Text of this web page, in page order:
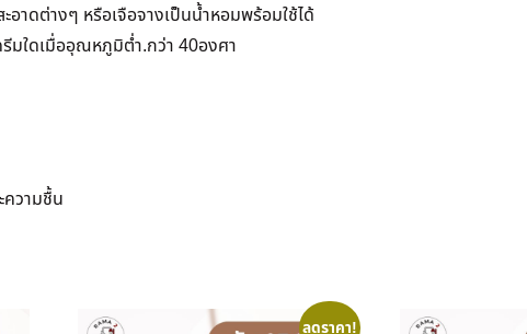
าดต่างๆ หรือเจือจางเป็นน้ำหอมพร้อมใช้ได้
มใดเมื่ออุณหภูมิต่ำ.กว่า 40องศา
ความชื้น
ลดราคา!